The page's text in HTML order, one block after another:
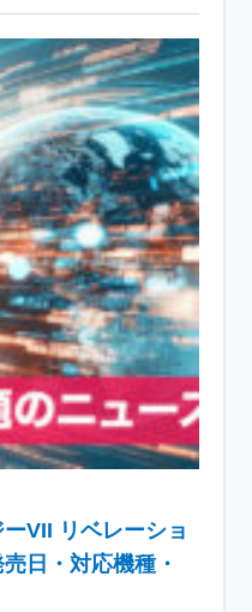
ーVII リベレーショ
日・対応機種・